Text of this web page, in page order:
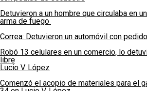
Detuvieron a un hombre que circulaba en
arma de fuego
Correa: Detuvieron un automóvil con
Robó 13 celulares en un comercio, lo
libre
Lucio V. López
Comenzó el acopio de materiales para el